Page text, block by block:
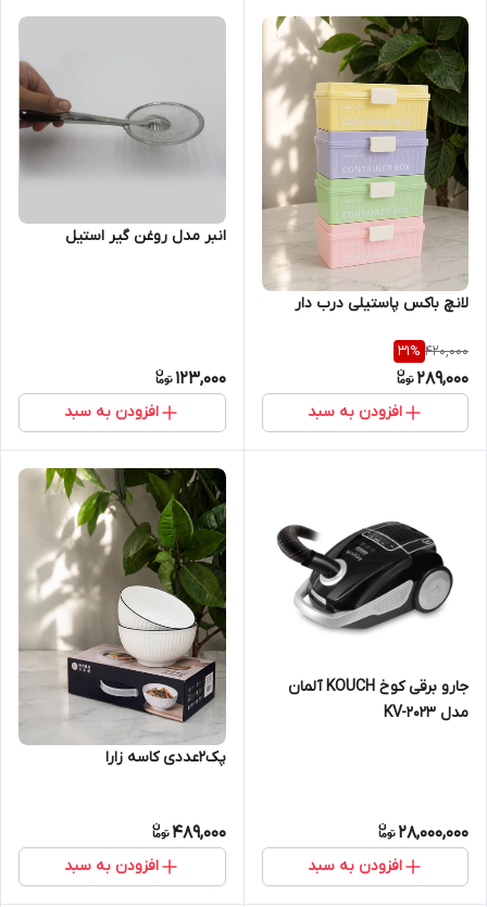
لانچ باکس پاستیلی درب دار
420,000
31%
289,000
افزودن به سبد
انبر مدل روغن گیر استیل
123,000
افزودن به سبد
جارو برقی کوخ KOUCH آلمان
مدل KV-2023
28,000,000
افزودن به سبد
پک2عددی کاسه زارا
489,000
افزودن به سبد